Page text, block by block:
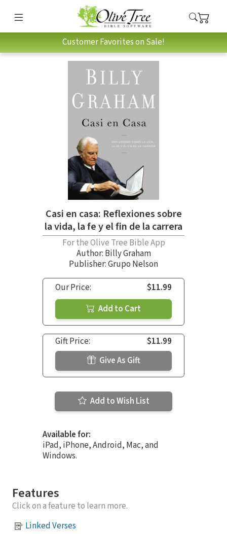
Customer Favorites on Sale!
Casi en casa: Reflexiones sobre
la vida, la fe y el fin de la carrera
For the Olive Tree Bible App
Author: Billy Graham
Publisher: Grupo Nelson
Our Price:
$11.99
Add to Cart
Gift Price:
$11.99
Give As Gift
Add to Wish List
Available for:
iPad, iPhone, Android, Mac, and
Windows.
Features
Click on a feature to learn more.
Linked Verses